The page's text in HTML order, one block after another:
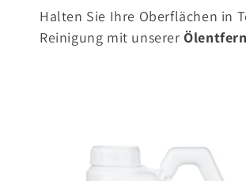
Halten Sie Ihre Oberflächen in
Reinigung mit unserer